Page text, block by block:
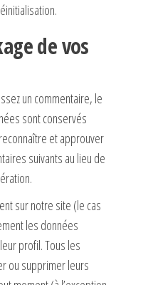
de vos
un commentaire, le
sont conservés
et approuver
suivants au lieu de
sur notre site (le cas
les données
profil. Tous les
ou supprimer leurs